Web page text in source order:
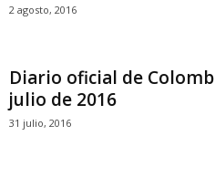
2 agosto, 2016
Diario oficial de
julio de 2016
31 julio, 2016